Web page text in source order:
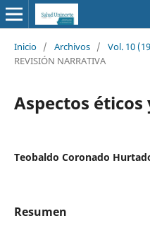
Inicio / Archivos / Vol. 10
REVISIÓN NARRATIVA
Aspectos éticos
Teobaldo Coronado
Resumen